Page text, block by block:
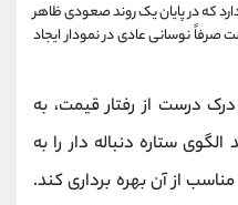
که در پایان یک روند صعودی ظاهر
نوسانی عادی در نمودار ایجاد
درست از رفتار قیمت، به
ستاره دنباله دار را به‌
از آن بهره‌ برداری کند.